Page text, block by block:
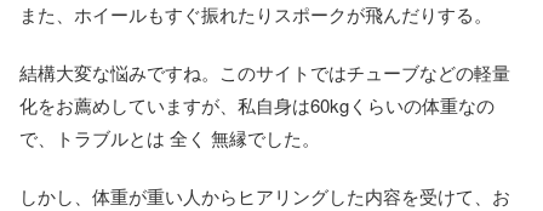
また、ホイールもすぐ振れたりスポークが飛んだりする。
結構大変な悩みですね。このサイトではチューブなどの軽量
化をお薦めしていますが、私自身は60kgくらいの体重なの
で、トラブルとは 全く 無縁でした。
しかし、体重が重い人からヒアリングした内容を受けて、お